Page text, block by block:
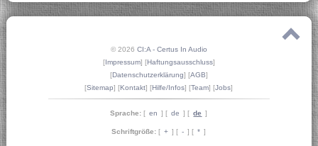
© 2026 CI:A - Certus In Audio
[Impressum] [Haftungsausschluss]
[Datenschutzerklärung] [AGB]
[Sitemap] [Kontakt] [Hilfe/Infos] [Team] [Jobs]
Sprache:[ en ] [ de ] [ de ]
Schriftgröße: [ + ] [ - ] [ * ]